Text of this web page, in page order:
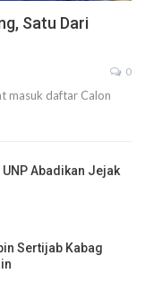
Satu Dari
0
masuk daftar Calon
Abadikan Jejak
Sertijab Kabag